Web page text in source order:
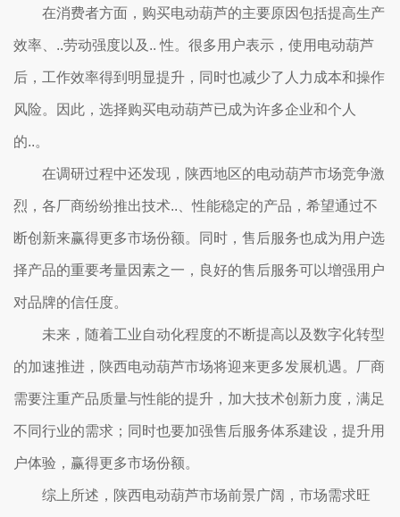
在消费者方面，购买电动葫芦的主要原因包括提高生产
效率、..劳动强度以及.. 性。很多用户表示，使用电动葫芦
后，工作效率得到明显提升，同时也减少了人力成本和操作
风险。因此，选择购买电动葫芦已成为许多企业和个人
的..。
在调研过程中还发现，陕西地区的电动葫芦市场竞争激
烈，各厂商纷纷推出技术..、性能稳定的产品，希望通过不
断创新来赢得更多市场份额。同时，售后服务也成为用户选
择产品的重要考量因素之一，良好的售后服务可以增强用户
对品牌的信任度。
未来，随着工业自动化程度的不断提高以及数字化转型
的加速推进，陕西电动葫芦市场将迎来更多发展机遇。厂商
需要注重产品质量与性能的提升，加大技术创新力度，满足
不同行业的需求；同时也要加强售后服务体系建设，提升用
户体验，赢得更多市场份额。
综上所述，陕西电动葫芦市场前景广阔，市场需求旺